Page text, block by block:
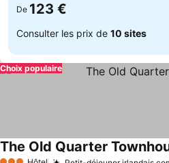
De 123 €
Consulter les prix de 10 sites
Choix populaire
The Old Quarter